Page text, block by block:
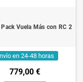
Vuela Más con RC 2
en 24-48 horas
779,00 €